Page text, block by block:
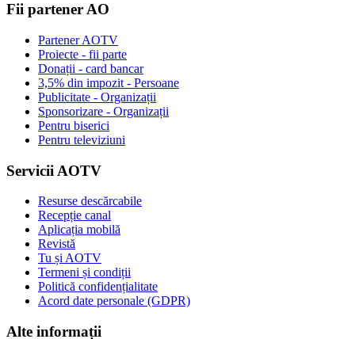
Fii partener AO
Partener AOTV
Proiecte - fii parte
Donații - card bancar
3,5% din impozit - Persoane
Publicitate - Organizații
Sponsorizare - Organizații
Pentru biserici
Pentru televiziuni
Servicii AOTV
Resurse descărcabile
Recepție canal
Aplicația mobilă
Revistă
Tu și AOTV
Termeni și condiții
Politică confidențialitate
Acord date personale (GDPR)
Alte informații